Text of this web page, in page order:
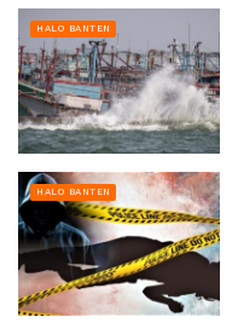
HALO BANTEN
HALO BANTEN